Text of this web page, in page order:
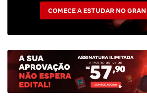
COMECE A ESTUDAR NO GRAN